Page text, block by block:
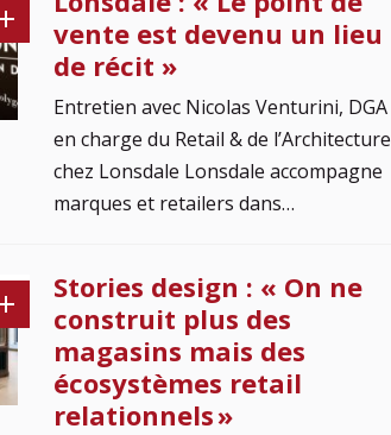
vente est devenu un lieu
de récit »
Entretien avec Nicolas Venturini, DGA
en charge du Retail & de l’Architecture
chez Lonsdale Lonsdale accompagne
marques et retailers dans…
Stories design : « On ne
construit plus des
magasins mais des
écosystèmes retail
relationnels »